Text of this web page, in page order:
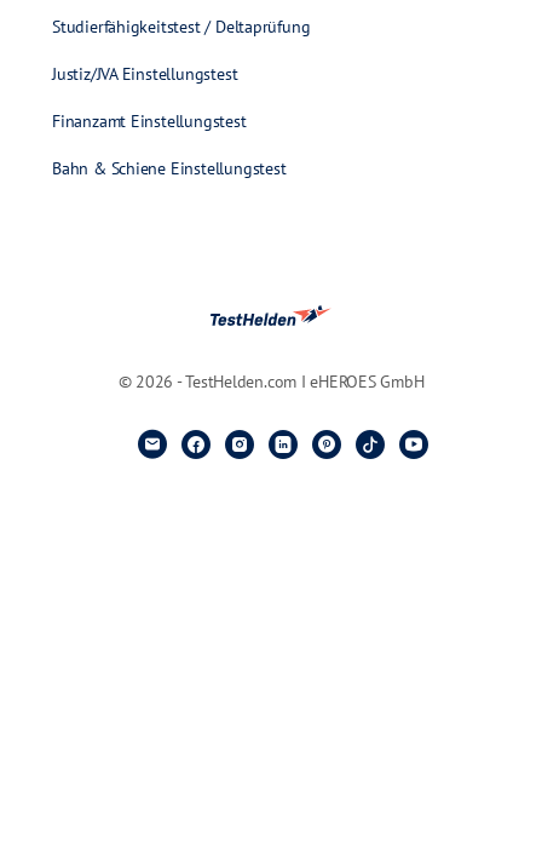
Studierfähigkeitstest / Deltaprüfung
Justiz/JVA Einstellungstest
Finanzamt Einstellungstest
Bahn & Schiene Einstellungstest
© 2026 - TestHelden.com I eHEROES GmbH